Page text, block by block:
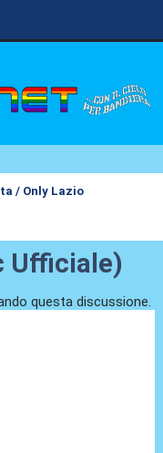
/ Only Lazio
Ufficiale)
questa discussione.